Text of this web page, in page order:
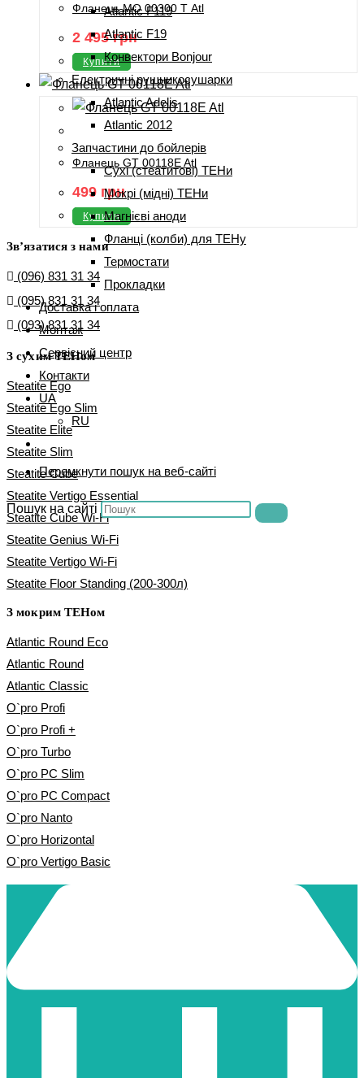
Atlantic F119
Atlantic F19
Конвектори Bonjour
Електричні рушникосушарки
Atlantic Adelis
Atlantic 2012
Запчастини до бойлерів
Сухі (стеатитові) ТЕНи
Мокрі (мідні) ТЕНи
Магнієві аноди
Фланці (колби) для ТЕНу
Термостати
Прокладки
Доставка і оплата
Монтаж
Сервісний центр
Контакти
UA
RU
Перемкнути пошук на веб-сайті
Пошук на сайті
Фланець МО 00300 Т Atl
2 495грн
Купити
Фланець GT 00118E Atl
499 грн
Купити
Зв’язатися з нами
(096) 831 31 34
(095) 831 31 34
(093) 831 31 34
З сухим ТЕНом
Steatite Ego
Steatite Ego Slim
Steatite Elite
Steatite Slim
Steatite Cube
Steatite Vertigo Essential
Steatite Cube Wi-Fi
Steatite Genius Wi-Fi
Steatite Vertigo Wi-Fi
Steatite Floor Standing (200-300л)
З мокрим ТЕНом
Atlantic Round Eco
Atlantic Round
Atlantic Classic
O`pro Profi
O`pro Profi +
O`pro Turbo
O`pro PC Slim
O`pro PC Compact
O`pro Nanto
O`pro Horizontal
O`pro Vertigo Basic